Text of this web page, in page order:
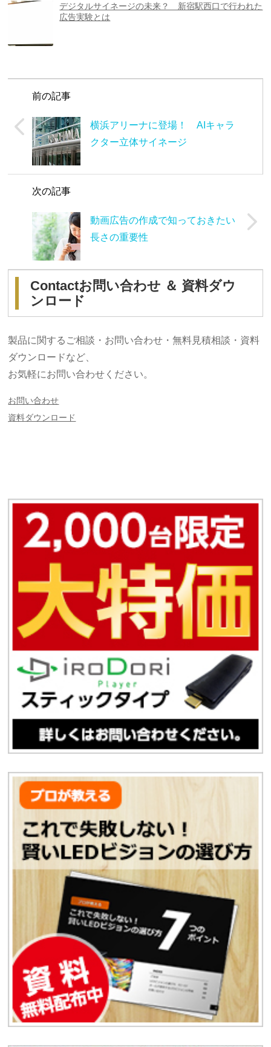
デジタルサイネージの未来？ 新宿駅西口で行われた
広告実験とは
前の記事
横浜アリーナに登場！ AIキャラ
クター立体サイネージ
次の記事
動画広告の作成で知っておきたい
長さの重要性
Contactお問い合わせ ＆ 資料ダウ
ンロード
製品に関するご相談・お問い合わせ・無料見積相談・資料
ダウンロードなど、
お気軽にお問い合わせください。
お問い合わせ
資料ダウンロード